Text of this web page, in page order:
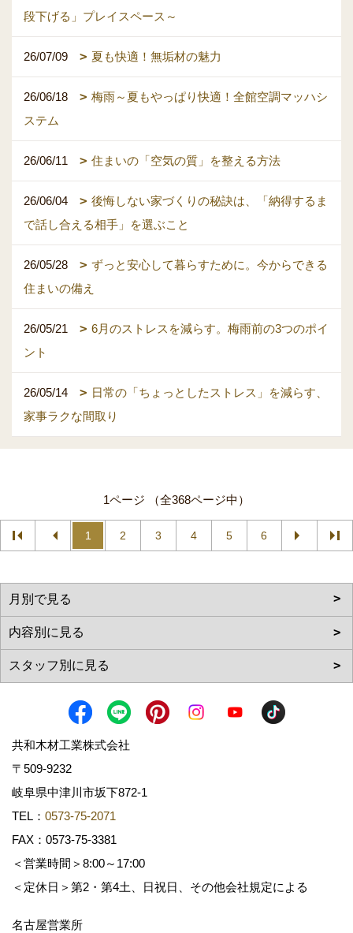
段下げる」プレイスペース～
26/07/09 夏も快適！無垢材の魅力
26/06/18
梅雨～夏もやっぱり快適！全館空調マッハシ
ステム
26/06/11 住まいの「空気の質」を整える方法
26/06/04
後悔しない家づくりの秘訣は、「納得するま
で話し合える相手」を選ぶこと
26/05/28
ずっと安心して暮らすために。今からできる
住まいの備え
26/05/21
6月のストレスを減らす。梅雨前の3つのポイ
ント
26/05/14
日常の「ちょっとしたストレス」を減らす、
家事ラクな間取り
1ページ （全368ページ中）
1 2 3 4 5 6
共和木材工業株式会社
〒509-9232
岐阜県中津川市坂下872‐1
TEL： 0573-75-2071
FAX：0573-75-3381
＜営業時間＞8:00～17:00
＜定休日＞第2・第4土、日祝日、その他会社規定による
名古屋営業所